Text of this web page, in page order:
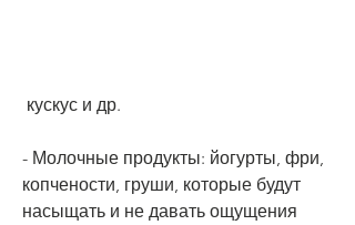
кускус и др.
- Молочные продукты: йогурты, фри,
копчености, груши, которые будут
насыщать и не давать ощущения